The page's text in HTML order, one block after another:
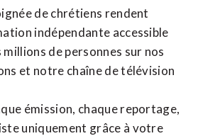
de chrétiens rendent
indépendante accessible
de personnes sur nos
et notre chaîne de télévision
émission, chaque reportage,
uniquement grâce à votre